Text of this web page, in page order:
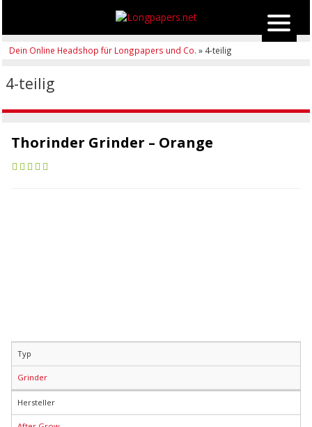
Dein Online Headshop für Longpapers und Co. » 4-teilig
4-teilig
Thorinder Grinder – Orange
Typ
Grinder
Hersteller